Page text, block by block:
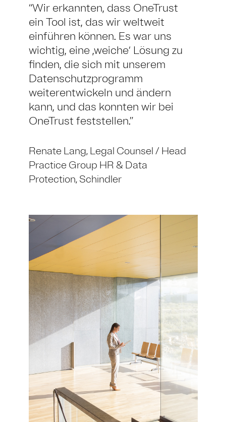
Wir erkannten, dass OneTrust
ein Tool ist, das wir weltweit
einführen können. Es war uns
wichtig, eine ,weiche‘ Lösung zu
finden, die sich mit unserem
Datenschutzprogramm
weiterentwickeln und ändern
kann, und das konnten wir bei
OneTrust feststellen.
Renate Lang, Legal Counsel / Head
Practice Group HR & Data
Protection, Schindler